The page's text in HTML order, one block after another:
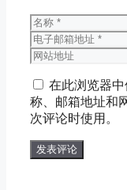
名
称
电
子
箱
地
址
网
地
址
在此浏览器
称、邮箱地址和
次评论时使用。